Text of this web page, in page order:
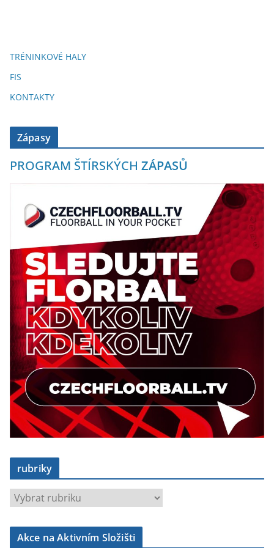
TRÉNINKOVÉ HALY
FIS
KONTAKTY
Zápasy
PROGRAM ŠTÍRSKÝCH ZÁPASŮ
rubriky
b
Akce na Aktivním Složišti